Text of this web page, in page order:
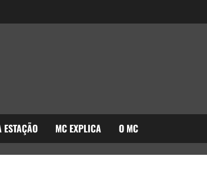
MC EXPLICA O MC